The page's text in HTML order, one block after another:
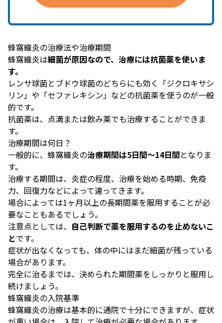
蜂窩織炎の治療法や治療期間
蜂窩織炎は細菌が原因なので、治療には抗菌薬を使いま
す。
レンサ球菌とブドウ球菌のどちらにも効く「ジクロキサシ
リン」や「セファレキシン」などの抗菌薬を使うのが一般
的です。
抗菌薬は、点滴または飲み薬でも治療することができま
す。
治療期間は何日？
一般的に、蜂窩織炎の治療期間は5日間～14日間となりま
す。
治療する期間は、炎症の程度、治療を始める時期、免疫
力、回復力などによって違ってきます。
場合によっては1ヶ月以上の長期間薬を服用することが必
要なこともあるでしょう。
注意点としては、 自己判断で薬を服用するのを止めないこ
とです。
症状が出なくなっても、体の中にはまだ細菌が残っている
場合があります。
完全に治るまでは、決められた期間薬をしっかりと服用し
続けましょう。
蜂窩織炎の入院基準
蜂窩織炎の治療は基本的に通院で十分にできますが、症状